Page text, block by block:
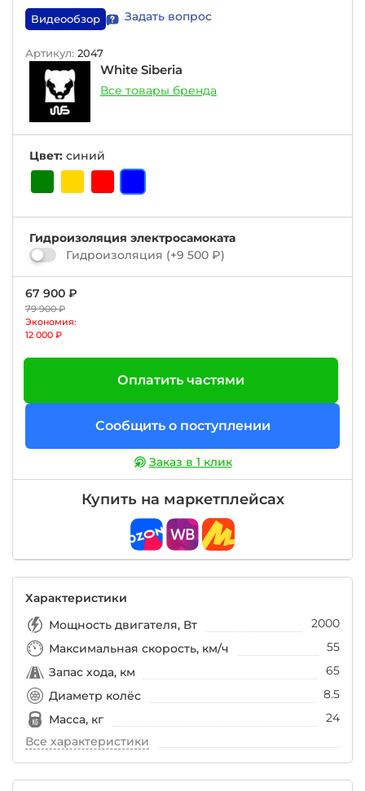
Видеообзор Задать вопрос
Артикул: 2047
White Siberia
Все товары бренда
Цвет: синий
Гидроизоляция электросамоката
Гидроизоляция (+9 500 ₽)
67 900 ₽
79 900 ₽
Экономия:
12 000 ₽
Оплатить частями
Сообщить о поступлении
Заказ в 1 клик
Купить на маркетплейсах
Характеристики
Мощность двигателя, Вт
2000
Максимальная скорость, км/ч
55
Запас хода, км
65
Диаметр колёс
8.5
Масса, кг
24
Все характеристики